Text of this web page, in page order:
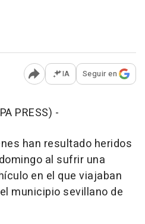
Abrir opciones para
IA Seguir en
PRESS) -
han resultado heridos
al sufrir una
en el que viajaban
municipio sevillano de